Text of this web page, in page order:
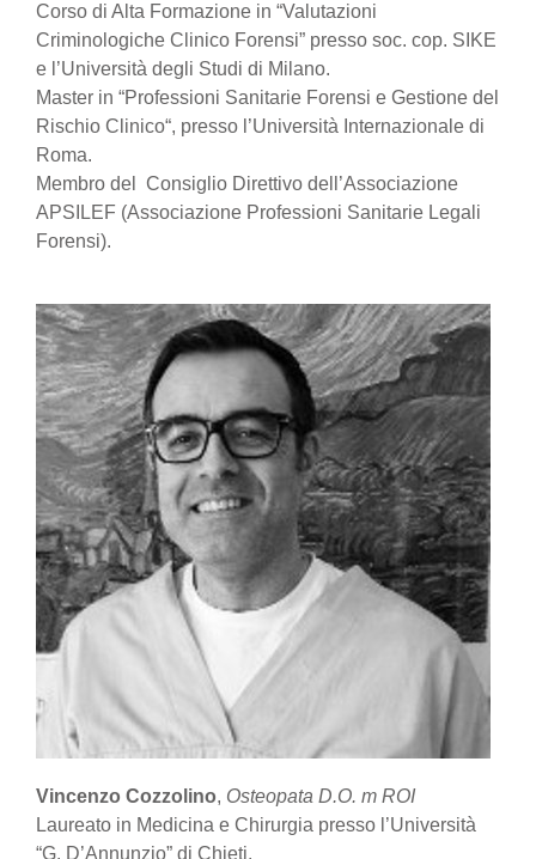
Corso di Alta Formazione in “Valutazioni
Criminologiche Clinico Forensi” presso soc. cop. SIKE
e l’Università degli Studi di Milano.
Master in “Professioni Sanitarie Forensi e Gestione del
Rischio Clinico“, presso l’Università Internazionale di
Roma.
Membro del Consiglio Direttivo dell’Associazione
APSILEF (Associazione Professioni Sanitarie Legali
Forensi).
Vincenzo Cozzolino, Osteopata D.O. m ROI
Laureato in Medicina e Chirurgia presso l’Università
“G. D’Annunzio” di Chieti.